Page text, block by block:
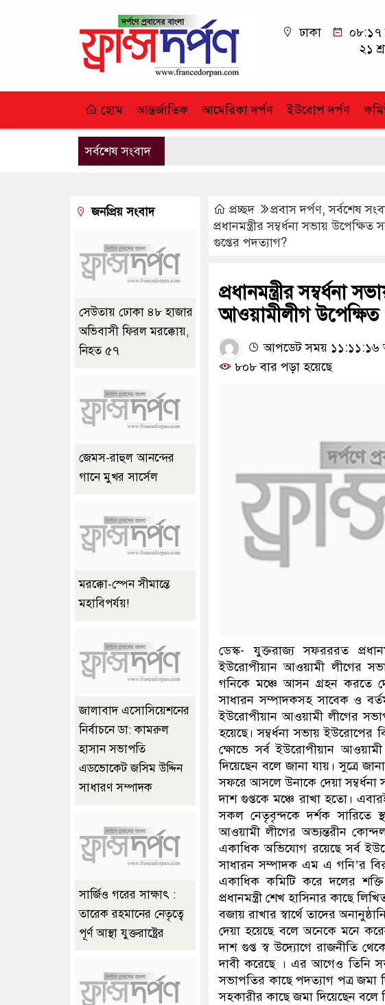
ঢাকা
০৮:১৭
২১
হোম আন্তর্জাতিক আমেরিকা দর্পণ ইউরোপ দর্পণ
সর্বশেষ সংবাদ
প্রচ্ছদ প্রবাস দর্পণ,সর্বশেষ
প্রধানমন্ত্রীর সম্বর্ধনা সভায়
গুপ্তের পদত্যাগ?
প্রধানমন্ত্রীর সম্বর্ধনা
আওয়ামীলীগ
আপডেট সময় ১১:১১:১৬
৮০৮ বার পড়া হয়েছে
ডেস্ক- যুক্তরাজ্য সফরররত
ইউরোপীয়ান আওয়ামী লীগের
গনিকে মঞ্চে আসন গ্রহন করতে
সাধারন সম্পাদকসহ সাবেক ও
ইউরোপীয়ান আওয়ামী লীগের
হয়েছে। সম্বর্ধনা সভায় ইউরোপের
ক্ষোভে সর্ব ইউরোপীয়ান
দিয়েছেন বলে জানা যায়। সুত্রে
সফরে আসলে উনাকে দেয়া
দাশ গুপ্তকে মঞ্চে রাখা হতো।
সকল নেতৃবৃন্দকে দর্শক সারিতে
আওয়ামী লীগের অভ্যন্তরীন
একাধিক অভিযোগ রয়েছে সর্ব
সাধারন সম্পাদক এম এ গনি’র
একাধিক কমিটি করে দলের
প্রধানমন্ত্রী শেখ হাসিনার কাছে
বজায় রাখার স্বার্থে তাদের
দেয়া হয়েছে বলে অনেকে মনে
দাশ গুপ্ত স্ব উদ্যোগে রাজনীতি
দাবী করেছে । এর আগেও তিনি
সভাপতির কাছে পদত্যাগ পত্র জমা
সহকারীর কাছে জমা দিয়েছেন বলে
জনপ্রিয় সংবাদ
সেউতায় ঢোকা ৪৮ হাজার
অভিবাসী ফিরল মরক্কোয়,
নিহত ৫৭
জেমস-রাহুল আনন্দের
গানে মুখর সার্সেল
মরক্কো-স্পেন সীমান্তে
মহাবিপর্যয়!
জালাবাদ এসোসিয়েশনের
নির্বাচনে ডা: কামরুল
হাসান সভাপতি
এডভোকেট জসিম উদ্দিন
সাধারণ সম্পাদক
সার্জিও গরের সাক্ষাৎ :
তারেক রহমানের নেতৃত্বে
পূর্ণ আস্থা যুক্তরাষ্ট্রের